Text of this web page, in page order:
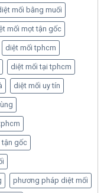
mối bằng muối
mối mọt tận gốc
diệt mối tphcm
diệt mối tại tphcm
diệt mối uy tín
gốc
phương pháp diệt mối